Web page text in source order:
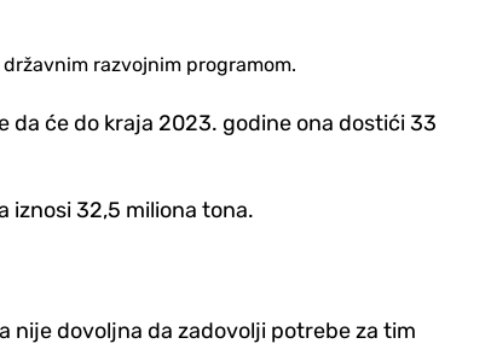
razvojnim programom.
da će do kraja 2023. godine ona dostići 33
iznosi 32,5 miliona tona.
nije dovoljna da zadovolji potrebe za tim